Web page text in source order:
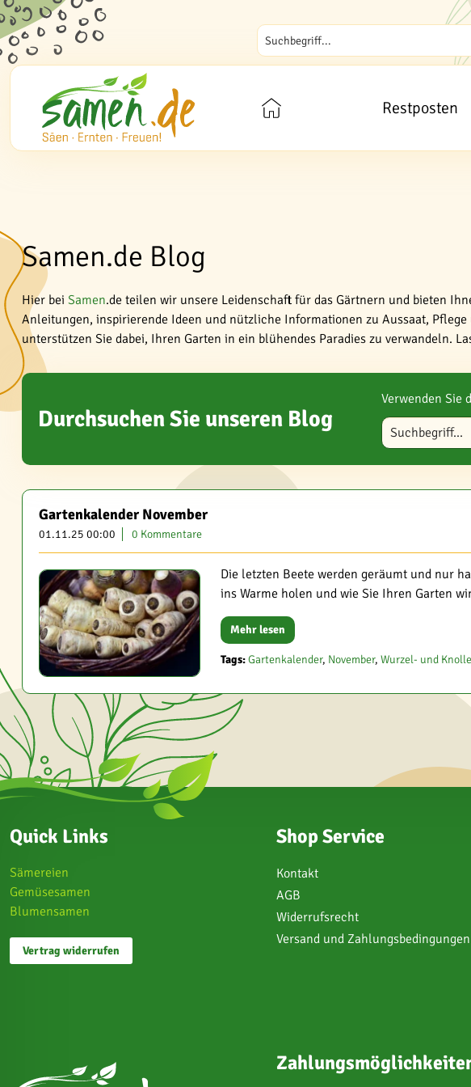
Restposten
Samen.de Blog
Hier bei Samen.de teilen wir unsere Leidenschaft für das Gärtnern und bieten
Anleitungen, inspirierende Ideen und nützliche Informationen zu Aussaat,
unterstützen Sie dabei, Ihren Garten in ein blühendes Paradies zu verwandeln.
Durchsuchen Sie unseren Blog
Verwenden Sie
Blog durchsuchen
Gartenkalender November
01.11.25 00:00 0 Kommentare
Die letzten Beete werden geräumt und nur
ins Warme holen und wie Sie Ihren Garten
Mehr lesen
Tags:Gartenkalender, November, Wurzel- und
Quick Links
Sämereien
Gemüsesamen
Blumensamen
Vertrag widerrufen
Shop Service
Kontakt
AGB
Widerrufsrecht
Versand und Zahlungsbedingungen